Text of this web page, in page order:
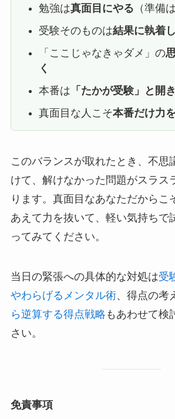
勉強は真面目にやる （準備
受験そのものは結果に執着
「ここじゃなきゃダメ」の
く
本番は 「たかが受験」と開
真面目な人こそ本番だけ力
このバランスが取れたとき、不思
けて、解けなかった問題がスラス
ります。真面目なあなただからこ
あえて力を抜いて、軽い気持ちで
ってみてください。
当日の緊張への具体的な対処は受
やわらげるメンタル術、得点の考
ら逆算する得点戦略 もあわせて検
さい。
免責事項